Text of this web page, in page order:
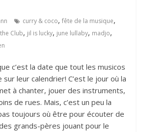
curry & coco,fête de la musique,
Club, jil is lucky, june lullaby, madjo,
c’est la date que tout les musicos
leur calendrier! C’est le jour où la
à chanter, jouer des instruments,
de rues. Mais, c’est un peu la
toujours où être pour écouter de
grands-pères jouant pour le